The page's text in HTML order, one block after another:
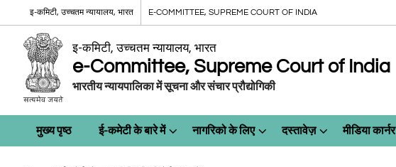
इ-कमिटी, उच्चतम न्यायालय, भारत E-COMMITTEE, SUPREME COURT OF INDIA
इ-कमिटी, उच्चतम न्यायालय, भारत
e-Committee, Supreme Court of India
भारतीय न्यायपालिका में सूचना और संचार प्रौद्योगिकी
मुख्य पृष्ठ ई-कमेटी के बारे में नागरिको के लिए दस्तावेज़ मीडिया कार्नर